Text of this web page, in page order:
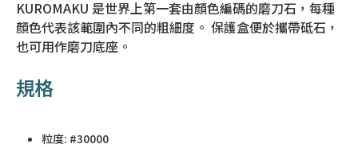
KUROMAKU 是世界上第一套由顏色編碼的磨刀石，每種
顏色代表該範圍內不同的粗細度。 保護盒便於攜帶砥石，
也可用作磨刀底座。
規格
粒度: #30000